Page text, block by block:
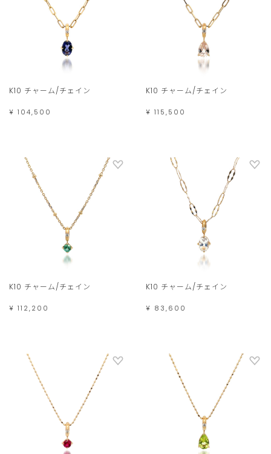
K10 チャーム/チェイン
¥ 104,500
K10 チャーム/チェイン
¥ 115,500
K10 チャーム/チェイン
¥ 112,200
K10 チャーム/チェイン
¥ 83,600